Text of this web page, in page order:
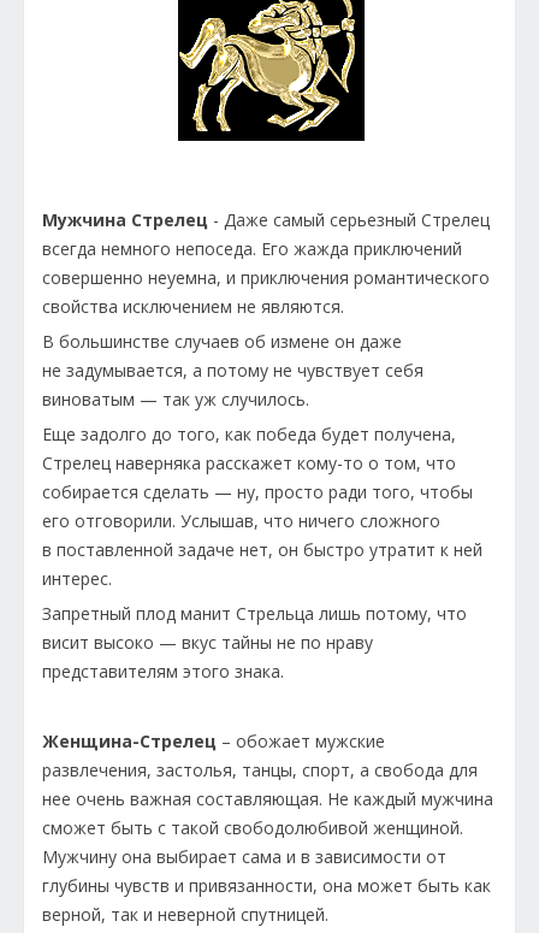
Мужчина Стрелец - Даже самый серьезный Стрелец
всегда немного непоседа. Его жажда приключений
совершенно неуемна, и приключения романтического
свойства исключением не являются.
В большинстве случаев об измене он даже
не задумывается, а потому не чувствует себя
виноватым — так уж случилось.
Еще задолго до того, как победа будет получена,
Стрелец наверняка расскажет кому-то о том, что
собирается сделать — ну, просто ради того, чтобы
его отговорили. Услышав, что ничего сложного
в поставленной задаче нет, он быстро утратит к ней
интерес.
Запретный плод манит Стрельца лишь потому, что
висит высоко — вкус тайны не по нраву
представителям этого знака.
Женщина-Стрелец – обожает мужские
развлечения, застолья, танцы, спорт, а свобода для
нее очень важная составляющая. Не каждый мужчина
сможет быть с такой свободолюбивой женщиной.
Мужчину она выбирает сама и в зависимости от
глубины чувств и привязанности, она может быть как
верной, так и неверной спутницей.